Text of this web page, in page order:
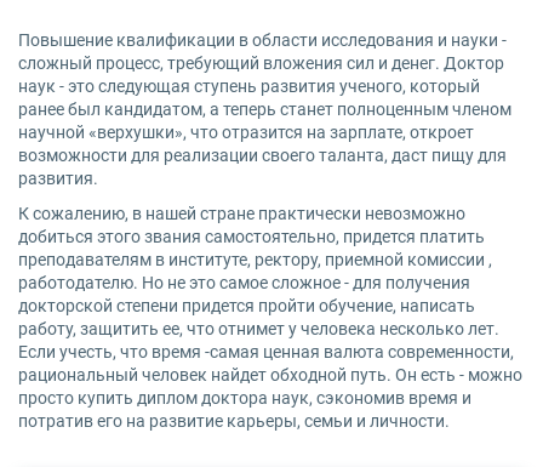
Повышение квалификации в области исследования и науки -
сложный процесс, требующий вложения сил и денег. Доктор
наук - это следующая ступень развития ученого, который
ранее был кандидатом, а теперь станет полноценным членом
научной «верхушки», что отразится на зарплате, откроет
возможности для реализации своего таланта, даст пищу для
развития.
К сожалению, в нашей стране практически невозможно
добиться этого звания самостоятельно, придется платить
преподавателям в институте, ректору, приемной комиссии ,
работодателю. Но не это самое сложное - для получения
докторской степени придется пройти обучение, написать
работу, защитить ее, что отнимет у человека несколько лет.
Если учесть, что время -самая ценная валюта современности,
рациональный человек найдет обходной путь. Он есть - можно
просто купить диплом доктора наук, сэкономив время и
потратив его на развитие карьеры, семьи и личности.